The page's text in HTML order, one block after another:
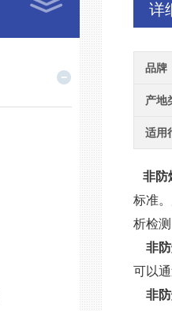
详
品牌
产地
适用
非防
标准
析检
非防
可以
非防